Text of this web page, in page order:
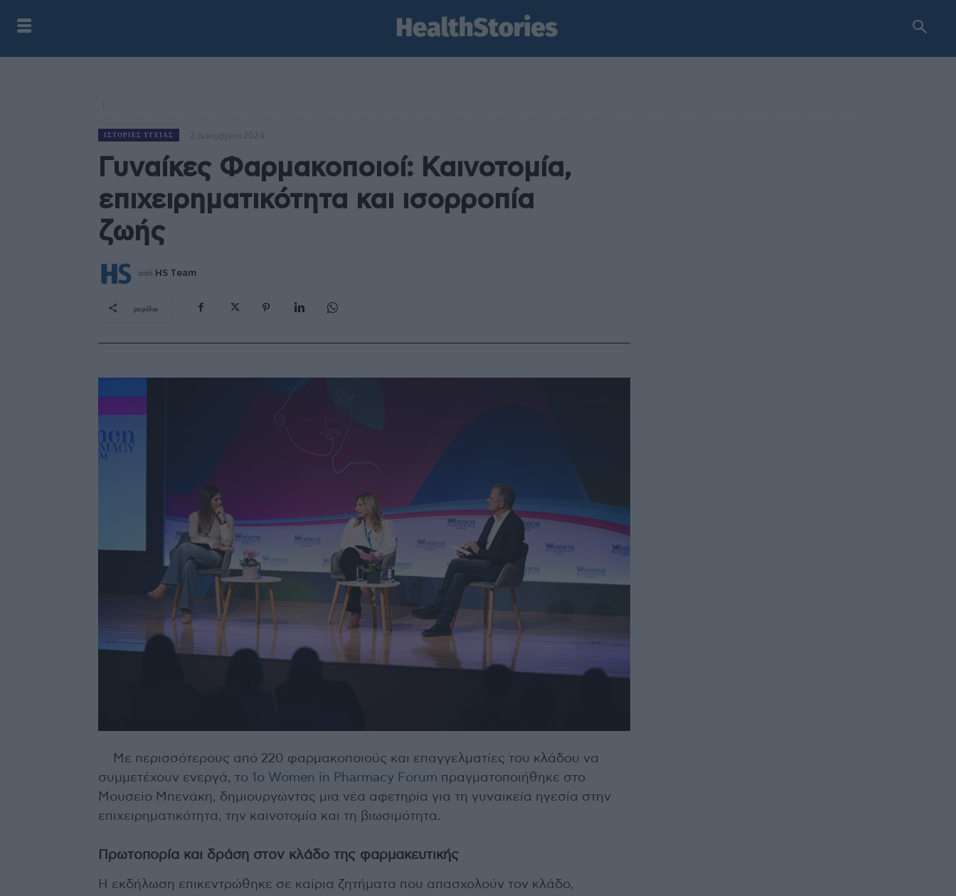
ΙΣΤΟΡΊΕΣ ΥΓΕΊΑΣ 2 Δεκεμβρίου 2024
Γυναίκες Φαρμακοποιοί: Καινοτομία,
επιχειρηματικότητα και ισορροπία
ζωής
από HS Team
μερίδιο
Με περισσότερους από 220 φαρμακοποιούς και επαγγελματίες του κλάδου να
συμμετέχουν ενεργά, το 1ο Women in Pharmacy Forum πραγματοποιήθηκε στο
Μουσείο Μπενάκη, δημιουργώντας μια νέα αφετηρία για τη γυναικεία ηγεσία στην
επιχειρηματικότητα, την καινοτομία και τη βιωσιμότητα.
Πρωτοπορία και δράση στον κλάδο της φαρμακευτικής
Η εκδήλωση επικεντρώθηκε σε καίρια ζητήματα που απασχολούν τον κλάδο,